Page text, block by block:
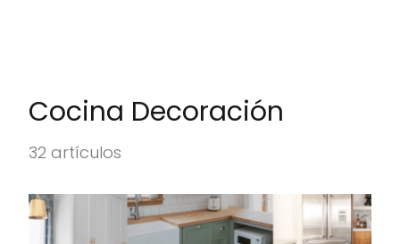
Cocina Decoración
32 artículos